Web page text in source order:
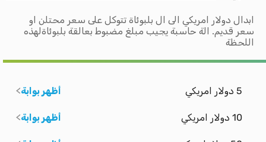
ابدال دولار امريكي الى ال بلبوئاة تتوكل على سعر محتلن او
سعر قديم. الة حاسبة يجيب مبلغ مضبوط بعالقة بلبوئاةلهذه
اللحظة
5 دولار امريكي أظهر بوابة
10 دولار امريكي أظهر بوابة